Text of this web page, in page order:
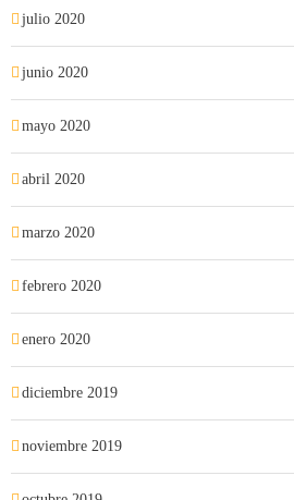
julio 2020
junio 2020
mayo 2020
abril 2020
marzo 2020
febrero 2020
enero 2020
diciembre 2019
noviembre 2019